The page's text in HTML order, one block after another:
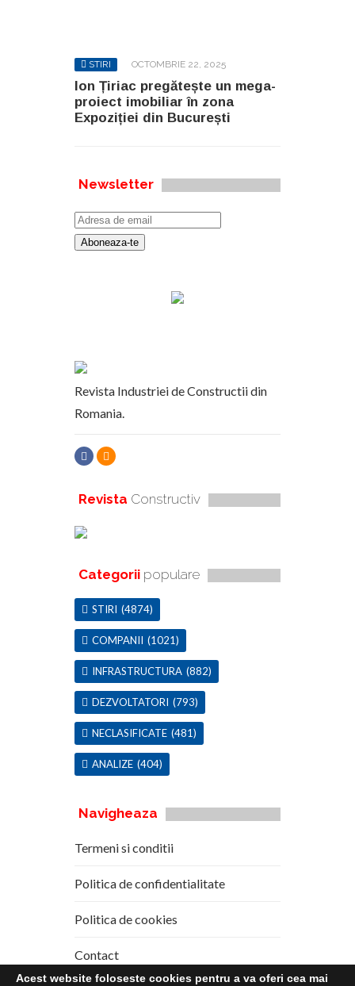
STIRI OCTOMBRIE 22, 2025
Ion Țiriac pregătește un mega-
proiect imobiliar în zona
Expoziției din București
Newsletter
Revista Industriei de Constructii din
Romania.
Revista Constructiv
Categorii populare
STIRI (4874)
COMPANII (1021)
INFRASTRUCTURA (882)
DEZVOLTATORI (793)
NECLASIFICATE (481)
ANALIZE (404)
Navigheaza
Termeni si conditii
Politica de confidentialitate
Politica de cookies
Contact
Acest website foloseste cookies pentru a va oferi cea mai